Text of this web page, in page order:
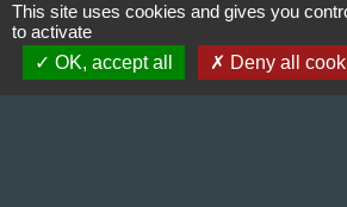
Brochure pratique 2023 -
de 2022open_in_new
This site uses cookies and gives you
to activate
OK, accept all
Deny all